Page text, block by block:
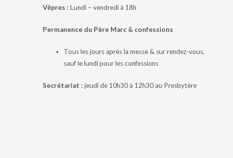
Vêpres : Lundi – vendredi à 18h
Permanence du Père Marc & confessions
Tous les jours après la messe & sur rendez-vous,
sauf le lundi pour les confessions
Secrétariat : jeudi de 10h30 à 12h30 au Presbytère